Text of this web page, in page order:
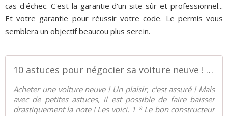
cas d'échec. C'est la garantie d'un site sûr et professionnel...
Et votre garantie pour réussir votre code. Le permis vous
semblera un objectif beaucou plus serein.
10 astuces pour négocier sa voiture neuve ! - Palais-de-la-Voiture.com
Acheter une voiture neuve ! Un plaisir, c'est assuré ! Mais
avec de petites astuces, il est possible de faire baisser
drastiquement la note ! Les voici. 1 * Le bon constructeur